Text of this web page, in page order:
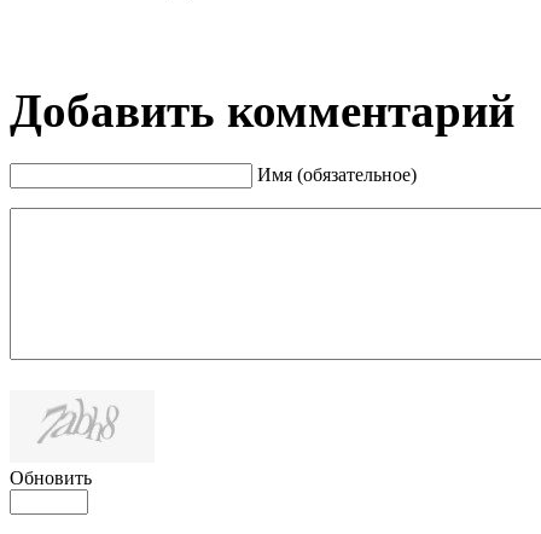
Добавить комментарий
Имя (обязательное)
Обновить